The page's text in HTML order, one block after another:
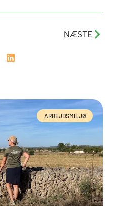
NÆSTE
ARBEJDSMILJØ